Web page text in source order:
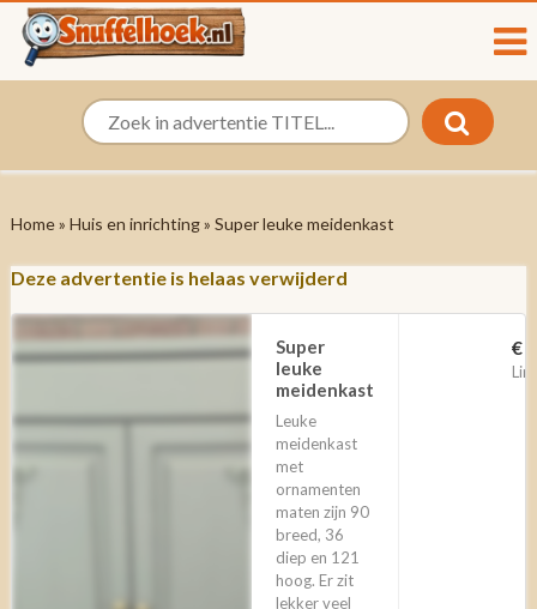
Home» Huis en inrichting» Super leuke meidenkast
Deze advertentie is helaas verwijderd
Super
leuke
meidenkast
Leuke
meidenkast
met
ornamenten
maten zijn 90
breed, 36
diep en 121
hoog. Er zit
lekker veel
€